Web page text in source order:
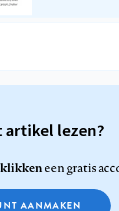
artikel lezen?
klikkeneen gratis
AANMAKEN